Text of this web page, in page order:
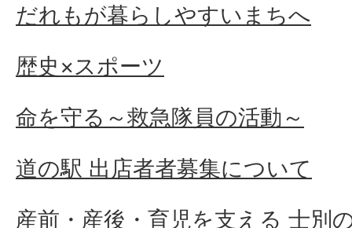
だれもが暮らしやすいまちへ
歴史×スポーツ
命を守る～救急隊員の活動～
道の駅 出店者者募集について
産前・産後・育児を支える 士別